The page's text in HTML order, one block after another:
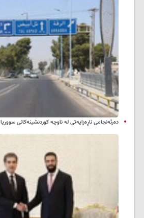
دەرئەنجامی ناڕەزایەتی لە ناوچە کوردنشینەکانی سووریا